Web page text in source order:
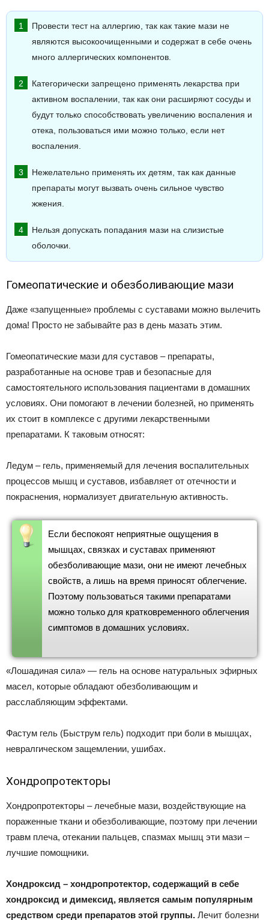
Провести тест на аллергию, так как такие мази не
являются высокоочищенными и содержат в себе очень
много аллергических компонентов.
Категорически запрещено применять лекарства при
активном воспалении, так как они расширяют сосуды и
будут только способствовать увеличению воспаления и
отека, пользоваться ими можно только, если нет
воспаления.
Нежелательно применять их детям, так как данные
препараты могут вызвать очень сильное чувство
жжения.
Нельзя допускать попадания мази на слизистые
оболочки.
Гомеопатические и обезболивающие мази
Даже «запущенные» проблемы с суставами можно вылечить
дома! Просто не забывайте раз в день мазать этим.
Гомеопатические мази для суставов – препараты,
разработанные на основе трав и безопасные для
самостоятельного использования пациентами в домашних
условиях. Они помогают в лечении болезней, но применять
их стоит в комплексе с другими лекарственными
препаратами. К таковым относят:
Ледум – гель, применяемый для лечения воспалительных
процессов мышц и суставов, избавляет от отечности и
покраснения, нормализует двигательную активность.
Если беспокоят неприятные ощущения в
мышцах, связках и суставах применяют
обезболивающие мази, они не имеют лечебных
свойств, а лишь на время приносят облегчение.
Поэтому пользоваться такими препаратами
можно только для кратковременного облегчения
симптомов в домашних условиях.
«Лошадиная сила» — гель на основе натуральных эфирных
масел, которые обладают обезболивающим и
расслабляющим эффектами.
Фастум гель (Быструм гель) подходит при боли в мышцах,
невралгическом защемлении, ушибах.
Хондропротекторы
Хондропротекторы – лечебные мази, воздействующие на
пораженные ткани и обезболивающие, поэтому при лечении
травм плеча, отекании пальцев, спазмах мышц эти мази –
лучшие помощники.
Хондроксид – хондропротектор, содержащий в себе
хондроксид и димексид, является самым популярным
средством среди препаратов этой группы. Лечит болезни